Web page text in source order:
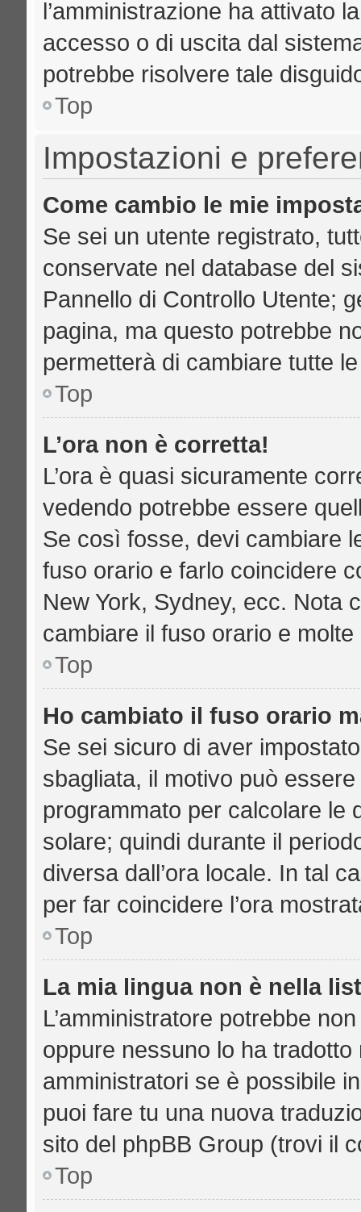
l’amministrazione ha attivato
accesso o di uscita dal
potrebbe risolvere tale
Top
Impostazioni e
Come cambio le mie
Se sei un utente registrato,
conservate nel database del
Pannello di Controllo Utente;
pagina, ma questo potrebbe
permetterà di cambiare tutte
Top
L’ora non è corretta!
L’ora è quasi sicuramente
vedendo potrebbe essere
Se così fosse, devi cambiare
fuso orario e farlo coincidere
New York, Sydney, ecc. Nota
cambiare il fuso orario e
Top
Ho cambiato il fuso orario
Se sei sicuro di aver
sbagliata, il motivo può
programmato per calcolare le
solare; quindi durante il
diversa dall’ora locale. In tal
per far coincidere l’ora
Top
La mia lingua non è nella
L’amministratore potrebbe
oppure nessuno lo ha
amministratori se è possibile
puoi fare tu una nuova
sito del phpBB Group (trovi il
Top